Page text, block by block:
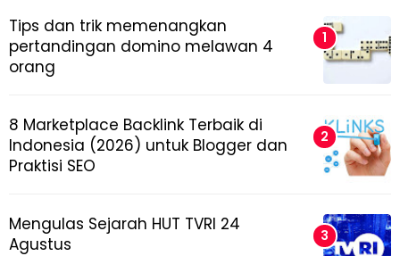
Tips dan trik memenangkan
pertandingan domino melawan 4
orang
8 Marketplace Backlink Terbaik di
Indonesia (2026) untuk Blogger dan
Praktisi SEO
Mengulas Sejarah HUT TVRI 24
Agustus